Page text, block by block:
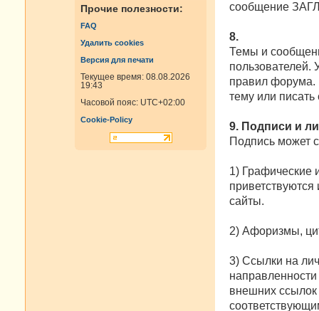
Прочие полезности:
FAQ
Удалить cookies
Версия для печати
Текущее время: 08.08.2026
19:43
Часовой пояс: UTC+02:00
Cookie-Policy
сообщение
8.
Темы и
правил форума.
тему или
9. Подписи и
Подпись может
1) Графические
приветствуются
сайты.
2) Афоризмы,
3) Ссылки на
внешних